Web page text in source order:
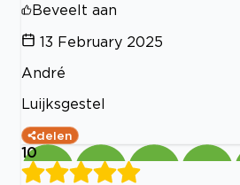
Beveelt aan
13 February 2025
André
Luijksgestel
delen
10